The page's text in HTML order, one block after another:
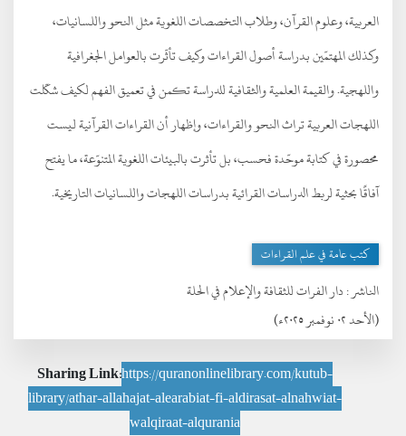
(الأحد ٠٢ نوفمبر ٢٠٢٥ء)
الناشر :دار الفرات للثقافة والإعلام في الحلة
العربية، وعلوم القرآن، وطلاب التخصصات اللغوية مثل النحو واللسانيات،
وكذلك المهتمّين بدراسة أصول القراءات وكيف تأثّرت بالعوامل الجغرافية
واللهجية. والقيمة العلمية والثقافية للدراسة تكمن في تعميق الفهم لكيف شكّلت
اللهجات العربية تراث النحو والقراءات، وإظهار أن القراءات القرآنية ليست
محصورة في كتابة موحّدة فحسب، بل تأثرت بالبيئات اللغوية المتنوّعة، ما يفتح
آفاقًا بحثية لربط الدراسات القرائية بدراسات اللهجات واللسانيات التاريخية.
كتب عامة في علم القراءات
Sharing Link:https://quranonlinelibrary.com/kutub-
library/athar-allahajat-alearabiat-fi-aldirasat-alnahwiat-
walqiraat-alqurania